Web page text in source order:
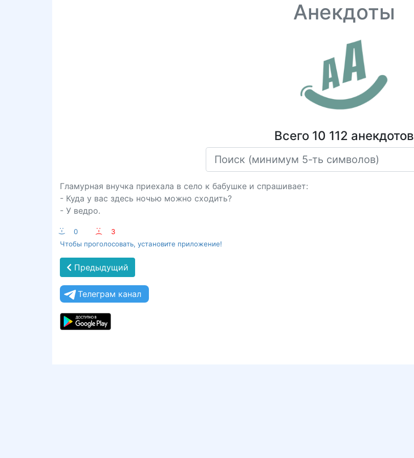
Анекдоты
Всего 10 112 анекдотов
Гламурная внучка приехала в село к бабушке и спрашивает:
- Куда у вас здесь ночью можно сходить?
- У ведро.
:-) 0 :-(
3
Чтобы проголосовать, установите приложение!
Предыдущий
Телеграм канал